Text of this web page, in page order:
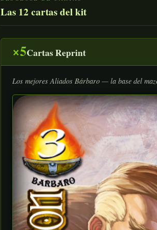
Las 12 cartas del kit
×5Cartas Reprint
Los mejores Aliados Bárbaro — la base del